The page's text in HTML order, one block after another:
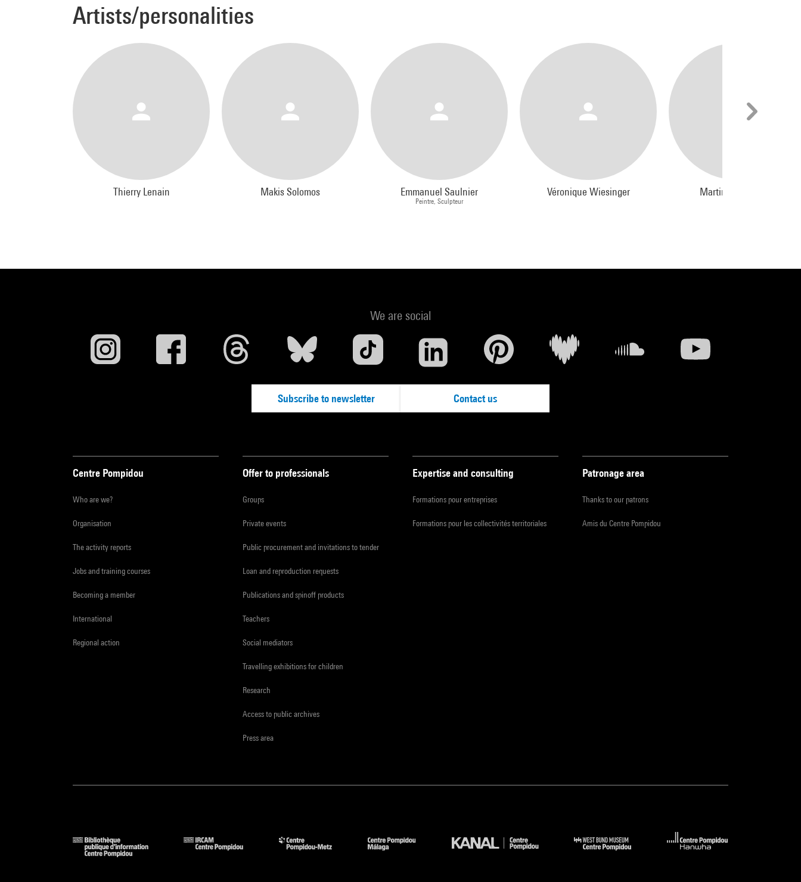
Artists/personalities
Thierry Lenain Makis Solomos Emmanuel Saulnier
Peintre, Sculpteur
Véronique Wiesinger Martin Kaltenecker
We are social
Subscribe to newsletter Contact us
Centre Pompidou
Who are we?
Organisation
The activity reports
Jobs and training courses
Becoming a member
International
Regional action
Offer to professionals
Groups
Private events
Public procurement and invitations to tender
Loan and reproduction requests
Publications and spinoff products
Teachers
Social mediators
Travelling exhibitions for children
Research
Access to public archives
Press area
Expertise and consulting
Formations pour entreprises
Formations pour les collectivités territoriales
Patronage area
Thanks to our patrons
Amis du Centre Pompidou